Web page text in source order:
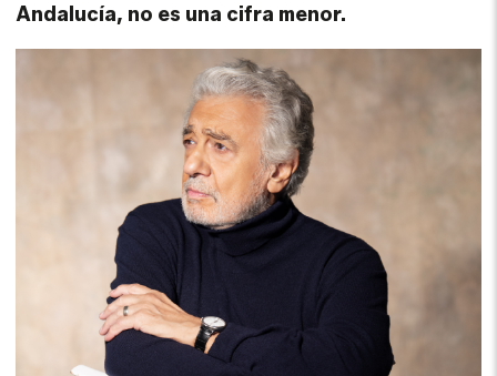
Andalucía, no es una cifra menor.